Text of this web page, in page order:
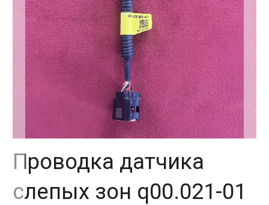
Проводка датчика
слепых зон q00.021-01